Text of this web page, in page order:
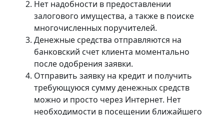
Нет надобности в предоставлении
залогового имущества, а также в поиске
многочисленных поручителей.
Денежные средства отправляются на
банковский счет клиента моментально
после одобрения заявки.
Отправить заявку на кредит и получить
требующуюся сумму денежных средств
можно и просто через Интернет. Нет
необходимости в посещении ближайшего